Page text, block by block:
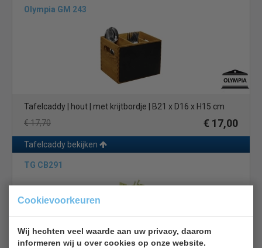
Cookievoorkeuren
Wij hechten veel waarde aan uw privacy, daarom
informeren wij u over cookies op onze website.
Olympia GM 243
Tafelcaddy | hout | met krijtbordje | B21 x D16 x H15 cm
€ 17,70
€ 17,00
Tafelcaddy bekijken
TG CB291